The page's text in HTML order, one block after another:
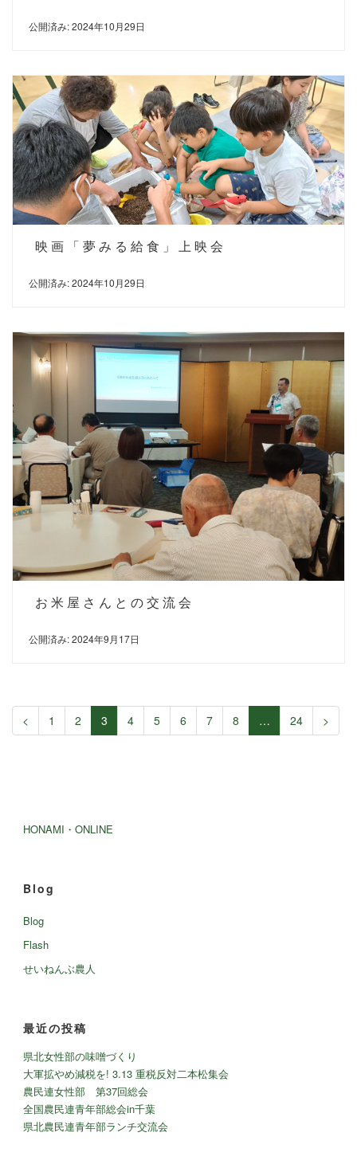
公開済み: 2024年10月29日
映画「夢みる給食」上映会
公開済み: 2024年10月29日
お米屋さんとの交流会
公開済み: 2024年9月17日
< 1 2 3 4 5 6 7 8 … 24 >
HONAMI・ONLINE
Blog
Blog
Flash
せいねんぶ農人
最近の投稿
県北女性部の味噌づくり
大軍拡やめ減税を! 3.13 重税反対二本松集会
農民連女性部 第37回総会
全国農民連青年部総会in千葉
県北農民連青年部ランチ交流会